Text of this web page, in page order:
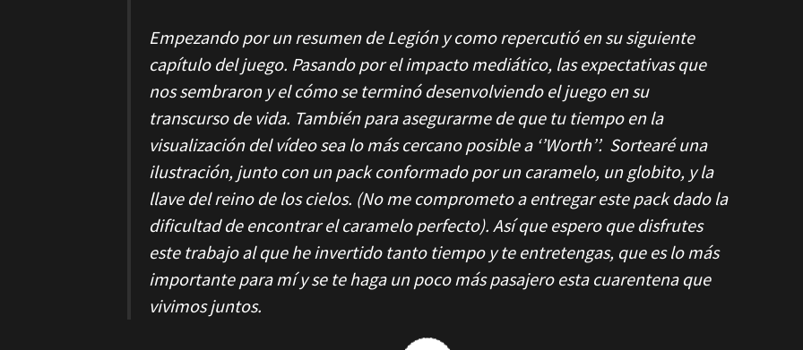
Empezando por un resumen de Legióny como repercutió en su siguiente
capítulo del juego. Pasando por el impacto mediático, las expectativas que
nos sembraron y el cómo se terminó desenvolviendo el juego en su
transcurso de vida. También para asegurarme de que tu tiempo en la
visualización del vídeo sea lo más cercano posible a ‘’Worth’’. Sortearé una
ilustración, junto con un pack conformado por un caramelo, un globito, y la
llave del reino de los cielos. (No me comprometo a entregar este pack dado la
dificultad de encontrar el caramelo perfecto). Así que espero que disfrutes
este trabajo al que he invertido tanto tiempo y te entretengas, que es lo más
importante para mí y se te haga un poco más pasajero esta cuarentena que
vivimos juntos.